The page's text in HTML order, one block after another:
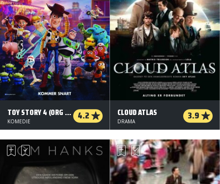
TOY STORY 4 (ORG VERSION) 4.2
KOMEDIE
CLOUD ATLAS 3.9
DRAMA